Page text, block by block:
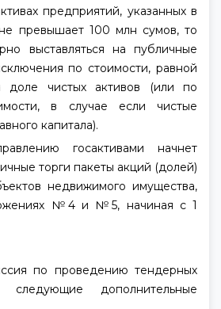
предприятий, указанных в
превышает 100 млн сумов, то
выставляться на публичные
по стоимости, равной
доле чистых активов (или по
в случае если чистые
капитала).
госактивами начнет
торги пакеты акций (долей)
недвижимого имущества,
№4 и №5, начиная с 1
по проведению тендерных
следующие дополнительные